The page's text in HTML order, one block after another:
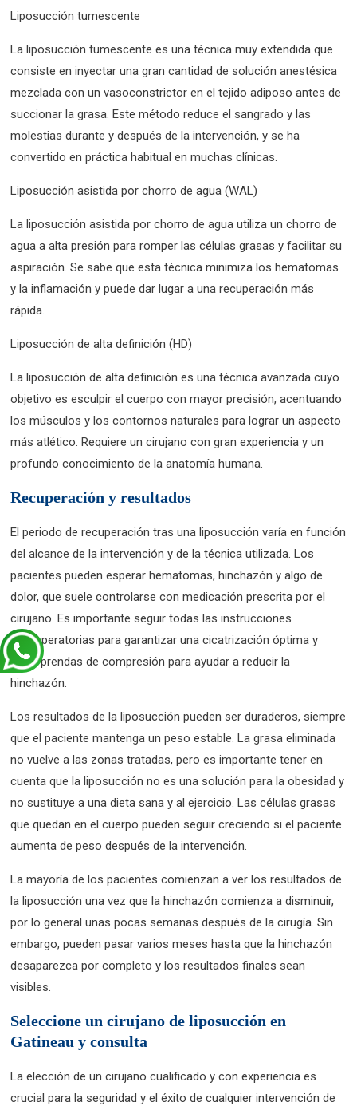
Liposucción tumescente
La liposucción tumescente es una técnica muy extendida que
consiste en inyectar una gran cantidad de solución anestésica
mezclada con un vasoconstrictor en el tejido adiposo antes de
succionar la grasa. Este método reduce el sangrado y las
molestias durante y después de la intervención, y se ha
convertido en práctica habitual en muchas clínicas.
Liposucción asistida por chorro de agua (WAL)
La liposucción asistida por chorro de agua utiliza un chorro de
agua a alta presión para romper las células grasas y facilitar su
aspiración. Se sabe que esta técnica minimiza los hematomas
y la inflamación y puede dar lugar a una recuperación más
rápida.
Liposucción de alta definición (HD)
La liposucción de alta definición es una técnica avanzada cuyo
objetivo es esculpir el cuerpo con mayor precisión, acentuando
los músculos y los contornos naturales para lograr un aspecto
más atlético. Requiere un cirujano con gran experiencia y un
profundo conocimiento de la anatomía humana.
Recuperación y resultados
El periodo de recuperación tras una liposucción varía en función
del alcance de la intervención y de la técnica utilizada. Los
pacientes pueden esperar hematomas, hinchazón y algo de
dolor, que suele controlarse con medicación prescrita por el
cirujano. Es importante seguir todas las instrucciones
postoperatorias para garantizar una cicatrización óptima y
llevar prendas de compresión para ayudar a reducir la
hinchazón.
Los resultados de la liposucción pueden ser duraderos, siempre
que el paciente mantenga un peso estable. La grasa eliminada
no vuelve a las zonas tratadas, pero es importante tener en
cuenta que la liposucción no es una solución para la obesidad y
no sustituye a una dieta sana y al ejercicio. Las células grasas
que quedan en el cuerpo pueden seguir creciendo si el paciente
aumenta de peso después de la intervención.
La mayoría de los pacientes comienzan a ver los resultados de
la liposucción una vez que la hinchazón comienza a disminuir,
por lo general unas pocas semanas después de la cirugía. Sin
embargo, pueden pasar varios meses hasta que la hinchazón
desaparezca por completo y los resultados finales sean
visibles.
Seleccione un cirujano de liposucción en
Gatineau y consulta
La elección de un cirujano cualificado y con experiencia es
crucial para la seguridad y el éxito de cualquier intervención de